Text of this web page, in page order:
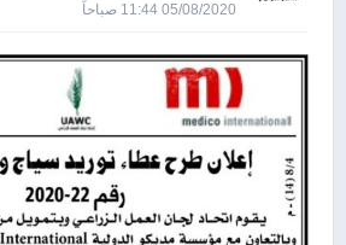
05/08/2020 11:44 صباحاً